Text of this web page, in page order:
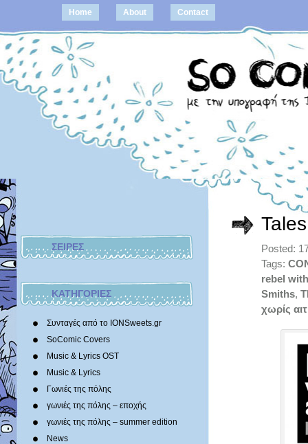
Home About Contact
ΣΕΙΡΕΣ
ΚΑΤΗΓΟΡΙΕΣ
Συνταγές από το IONSweets.gr
SoComic Covers
Music & Lyrics OST
Music & Lyrics
Γωνιές της πόλης
γωνιές της πόλης – εποχής
γωνιές της πόλης – summer edition
News
Posted:
Tags:
rebel
Smiths,
χωρίς